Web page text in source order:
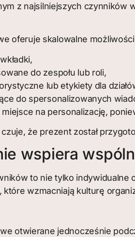
z najsilniejszych czynników
oferuje skalowalne
do zespołu lub roli,
lub etykiety dla
do spersonalizowanych
na personalizację,
że prezent został
wspiera
to nie tylko
wzmacniają kulturę
otwierane jednocześnie